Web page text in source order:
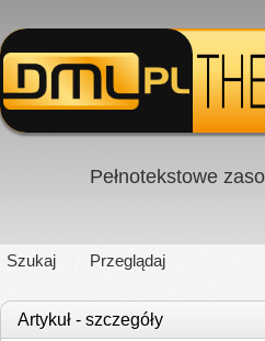
Pełnotekstowe
Szukaj Przeglądaj
Artykuł - szczegóły